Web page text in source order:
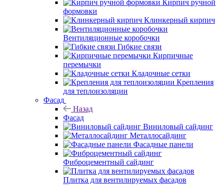
Кирпич ручной
формовки
Клинкерный кирпич
Вентиляционные коробочки
Гибкие связи
Кирпичные
перемычки
Кладочные сетки
Крепления
для теплоизоляции
Фасад
Назад
Фасад
Виниловый сайдинг
Металлосайдинг
Фасадные панели
Фиброцементный сайдинг
Плитка для вентилируемых фасадов